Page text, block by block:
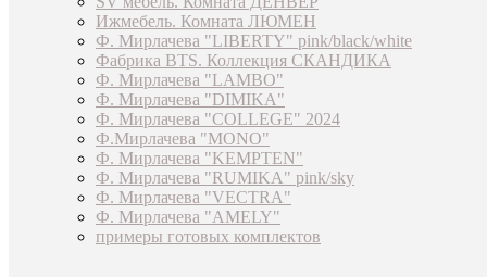
Ижмебель. Комната ЛЮМЕН
Ф. Мирлачева "LIBERTY" pink/black/white
Фабрика BTS. Коллекция СКАНДИКА
Ф. Мирлачева "LAMBO"
Ф. Мирлачева "DIMIKA"
Ф. Мирлачева "COLLEGE" 2024
Ф.Мирлачева "MONO"
Ф. Мирлачева "KEMPTEN"
Ф. Мирлачева "RUMIKA" pink/sky
Ф. Мирлачева "VECTRA"
Ф. Мирлачева "AMELY"
примеры готовых комплектов